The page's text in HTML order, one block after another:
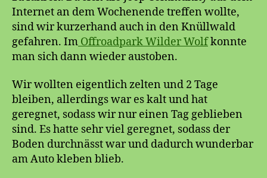
Internet an dem Wochenende treffen wollte,
sind wir kurzerhand auch in den Knüllwald
gefahren. Im Offroadpark Wilder Wolfkonnte
man sich dann wieder austoben.
Wir wollten eigentlich zelten und 2 Tage
bleiben, allerdings war es kalt und hat
geregnet, sodass wir nur einen Tag geblieben
sind. Es hatte sehr viel geregnet, sodass der
Boden durchnässt war und dadurch wunderbar
am Auto kleben blieb.